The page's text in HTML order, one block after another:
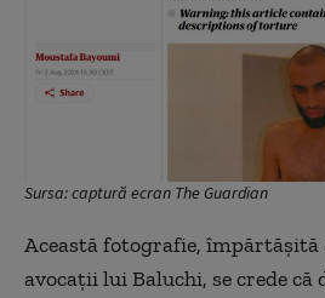
Sursa: captură ecran The Guardian
Această fotografie, împărtăşită
avocaţii lui Baluchi, se crede că